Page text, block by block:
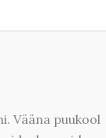
Vääna puukool